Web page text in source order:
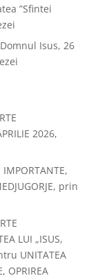
”Sfintei
Isus, 26
2026,
IMPORTANTE,
prin
LUI „ISUS,
UNITATEA
OPRIREA